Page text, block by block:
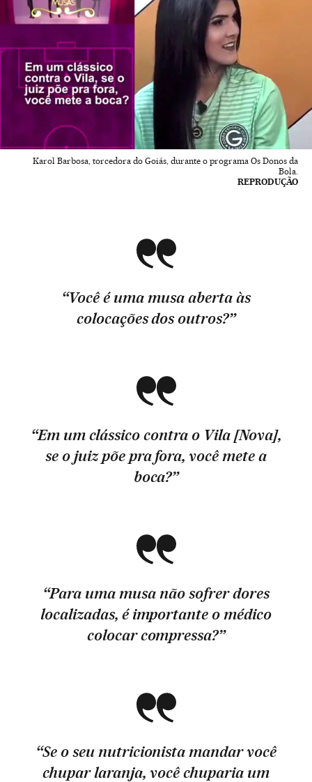
Karol Barbosa, torcedora do Goiás, durante o programa Os Donos da
Bola.
REPRODUÇÃO
“Você é uma musa aberta às
colocações dos outros?”
“Em um clássico contra o Vila [Nova],
se o juiz põe pra fora, você mete a
boca?”
“Para uma musa não sofrer dores
localizadas, é importante o médico
colocar compressa?”
“Se o seu nutricionista mandar você
chupar laranja, você chuparia um